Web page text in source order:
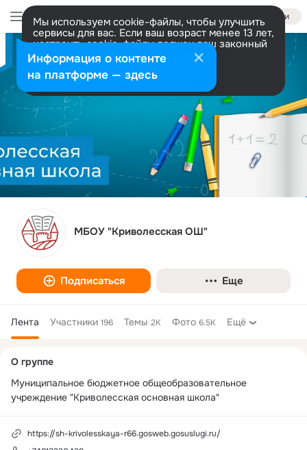
Войти
Мы используем cookie-файлы, чтобы улучшить
сервисы для вас. Если ваш возраст менее 13 лет,
настроить cookie-файлы должен ваш законный
представитель. Больше информации
Разрешить все Настроить
МБОУ "Криволесская ОШ"
Подписаться Еще
Лента Участники 196 Темы 2K Фото 6.5K Ещё
колонка
О группе
Муниципальное бюджетное общеобразовательное
учреждение "Криволесская основная школа"
https://sh-krivolesskaya-r66.gosweb.gosuslugi.ru/
Информация о контенте
на платформе — здесь